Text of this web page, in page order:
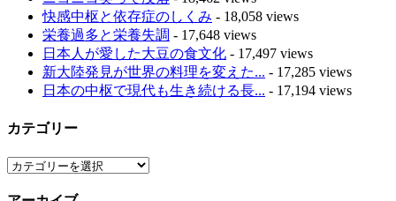
快感中枢と依存症のしくみ - 18,058 views
栄養過多と栄養失調 - 17,648 views
日本人が愛した大豆の食文化 - 17,497 views
新大陸発見が世界の料理を変えた... - 17,285 views
日本の中枢で現代も生き続ける長... - 17,194 views
カテゴリー
カ